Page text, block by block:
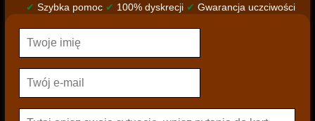
✔ Szybka pomoc ✔ 100% dyskrecji ✔ Gwarancja uczciwości